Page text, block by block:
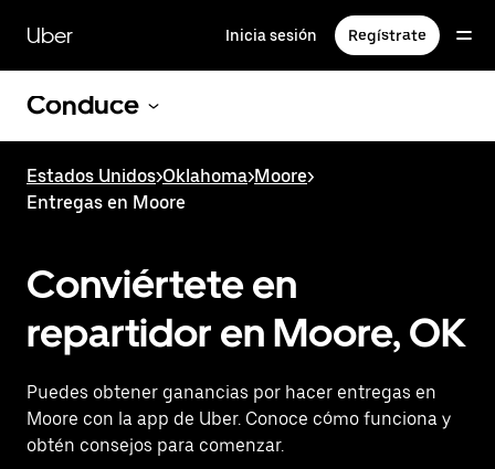
contenido
principal
Uber Inicia sesión Regístrate
Conduce
Estados Unidos>Oklahoma>Moore>
Entregas en Moore
Conviértete en
repartidor en Moore, OK
Puedes obtener ganancias por hacer entregas en
Moore con la app de Uber. Conoce cómo funciona y
obtén consejos para comenzar.